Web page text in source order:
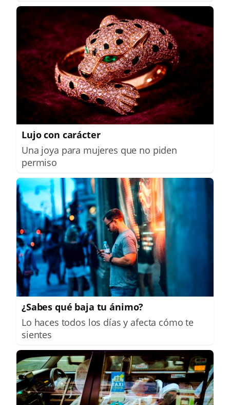
Lujo con carácter
Una joya para mujeres que no piden
permiso
¿Sabes qué baja tu ánimo?
Lo haces todos los días y afecta cómo te
sientes